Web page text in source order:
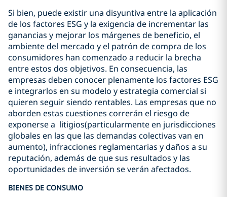
Si bien, puede existir una disyuntiva entre la aplicación
de los factores ESG y la exigencia de incrementar las
ganancias y mejorar los márgenes de beneficio, el
ambiente del mercado y el patrón de compra de los
consumidores han comenzado a reducir la brecha
entre estos dos objetivos. En consecuencia, las
empresas deben conocer plenamente los factores ESG
e integrarlos en su modelo y estrategia comercial si
quieren seguir siendo rentables. Las empresas que no
aborden estas cuestiones correrán el riesgo de
exponerse a litigios(particularmente en jurisdicciones
globales en las que las demandas colectivas van en
aumento), infracciones reglamentarias y daños a su
reputación, además de que sus resultados y las
oportunidades de inversión se verán afectados.
BIENES DE CONSUMO